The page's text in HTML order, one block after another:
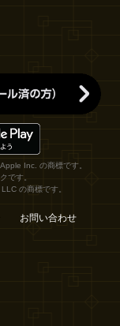
Inc. の商標です。
です。
の商標です。
お問い合わせ